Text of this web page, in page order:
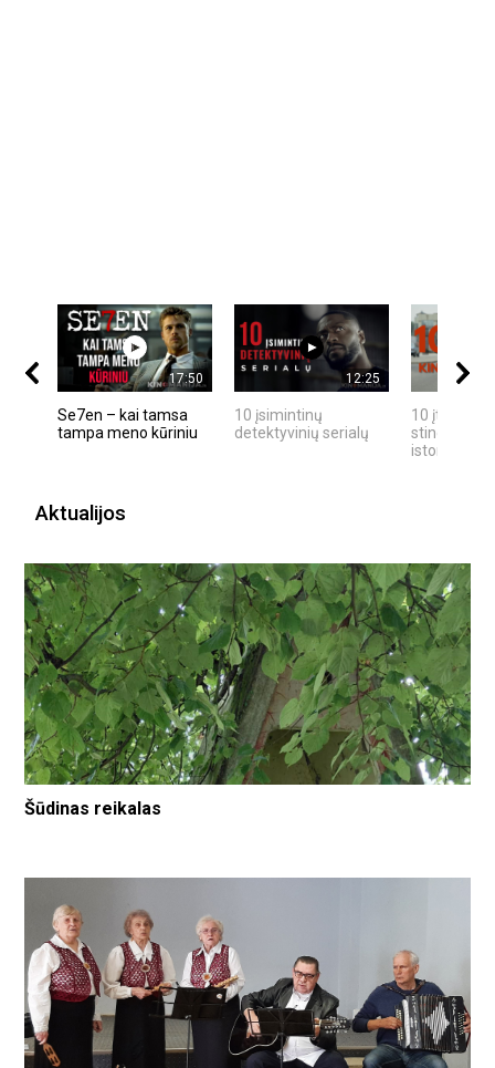
17:50
Se7en – kai tamsa
tampa meno kūriniu
12:25
10 įsimintinų
detektyvinių serialų
10 įtemptų,
stingdančių
istorijų
Aktualijos
Šūdinas reikalas